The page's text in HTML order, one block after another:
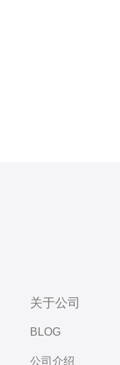
关于公司
BLOG
公司介绍